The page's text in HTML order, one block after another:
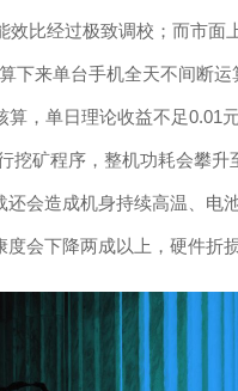
比经过极致调校；而市面
下来单台手机全天不间断
，单日理论收益不足0.01
挖矿程序，整机功耗会攀
会造成机身持续高温、电
会下降两成以上，硬件折